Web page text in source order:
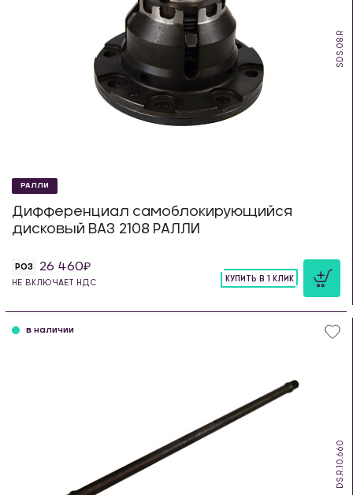
SDS.08.R
РАЛЛИ
Дифференциал самоблокирующийся
дисковый ВАЗ 2108 РАЛЛИ
РОЗ 26 460
НЕ ВКЛЮЧАЕТ НДС
КУПИТЬ В 1 КЛИК
DS.R.10.660
в наличии